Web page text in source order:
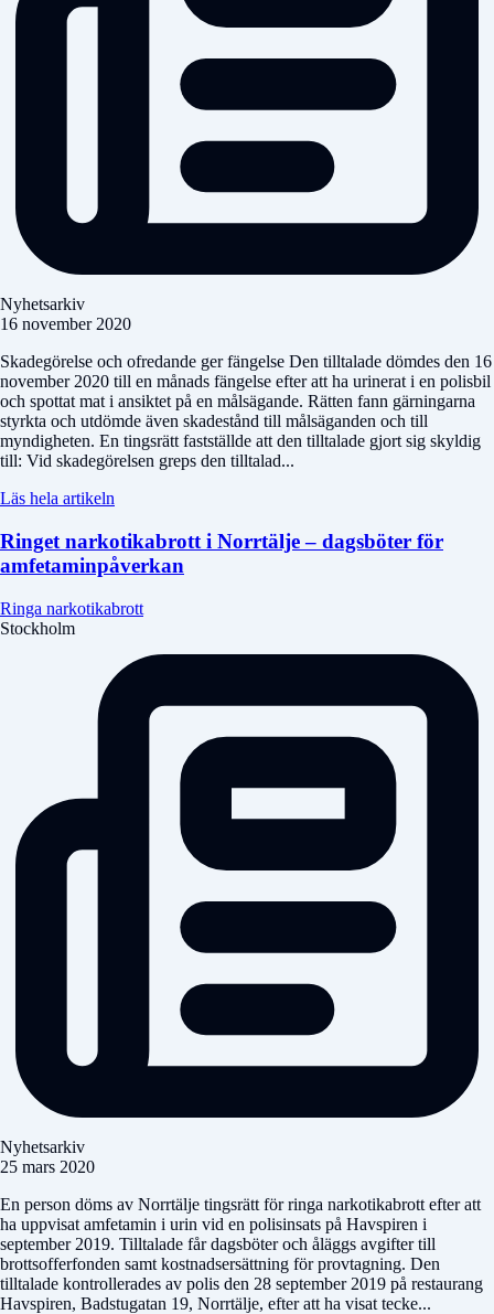
Nyhetsarkiv
16 november 2020
Skadegörelse och ofredande ger fängelse Den tilltalade dömdes den 16
november 2020 till en månads fängelse efter att ha urinerat i en polisbil
och spottat mat i ansiktet på en målsägande. Rätten fann gärningarna
styrkta och utdömde även skadestånd till målsäganden och till
myndigheten. En tingsrätt fastställde att den tilltalade gjort sig skyldig
till: Vid skadegörelsen greps den tilltalad...
Läs hela artikeln
Ringet narkotikabrott i Norrtälje – dagsböter för
amfetaminpåverkan
Ringa narkotikabrott
Stockholm
Nyhetsarkiv
25 mars 2020
En person döms av Norrtälje tingsrätt för ringa narkotikabrott efter att
ha uppvisat amfetamin i urin vid en polisinsats på Havspiren i
september 2019. Tilltalade får dagsböter och åläggs avgifter till
brottsofferfonden samt kostnadsersättning för provtagning. Den
tilltalade kontrollerades av polis den 28 september 2019 på restaurang
Havspiren, Badstugatan 19, Norrtälje, efter att ha visat tecke...